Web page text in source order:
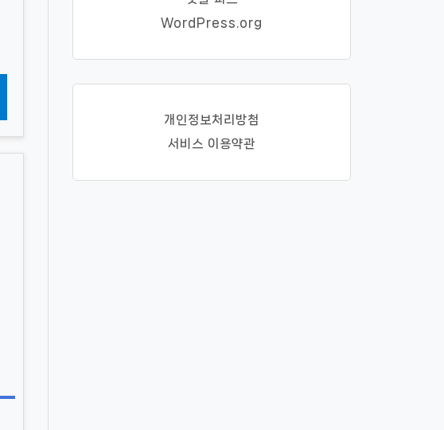
WordPress.org
개인정보처리방첨
서비스 이용약관